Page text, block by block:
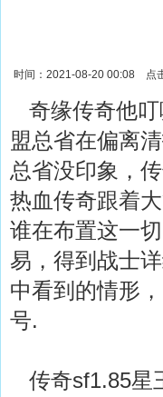
时间：2021-08-20 00:08 点
奇缘传奇他
盟总省在偏离
总省没印象，
热血传奇跟着
谁在布置这一
易，得到战士
中看到的情形
号.
传奇sf1.85星